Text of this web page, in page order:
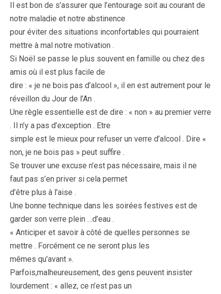
Il est bon de s’assurer que l’entourage soit au courant de
notre maladie et notre abstinence
pour éviter des situations inconfortables qui pourraient
mettre à mal notre motivation .
Si Noël se passe le plus souvent en famille ou chez des
amis où il est plus facile de
dire : « je ne bois pas d’alcool », il en est autrement pour le
réveillon du Jour de l’An .
Une règle essentielle est de dire : « non » au premier verre
. Il n’y a pas d’exception . Etre
simple est le mieux pour refuser un verre d’alcool . Dire «
non, je ne bois pas » peut suffire .
Se trouver une excuse n’est pas nécessaire, mais il ne
faut pas s’en priver si cela permet
d’être plus à l’aise .
Une bonne technique dans les soirées festives est de
garder son verre plein …d’eau .
« Anticiper et savoir à côté de quelles personnes se
mettre . Forcément ce ne seront plus les
mêmes qu’avant ».
Parfois,malheureusement, des gens peuvent insister
lourdement : « allez, ce n’est pas un